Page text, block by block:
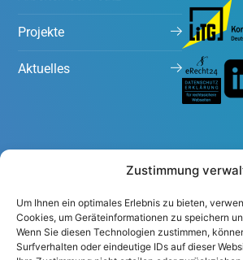
Zustimmung
Um Ihnen ein optimales Erlebnis zu bieten,
Cookies, um Geräteinformationen zu speichern
Wenn Sie diesen Technologien zustimmen,
Surfverhalten oder eindeutige IDs auf dieser
Projekte
Aktuelles
Impressum